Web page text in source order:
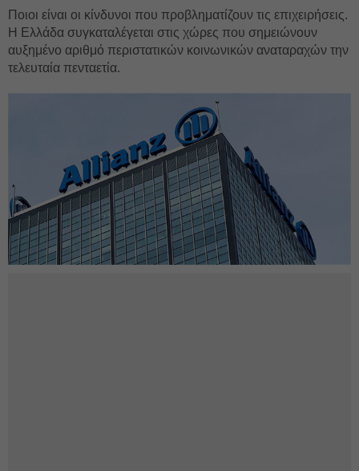
Ποιοι είναι οι κίνδυνοι που προβληματίζουν τις επιχειρήσεις.
Η Ελλάδα συγκαταλέγεται στις χώρες που σημειώνουν
αυξημένο αριθμό περιστατικών κοινωνικών αναταραχών την
τελευταία πενταετία.